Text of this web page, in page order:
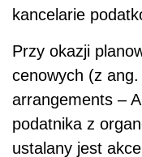
kancelarie
Przy okazji
cenowych (z
arrangements –
podatnika z
ustalany jest